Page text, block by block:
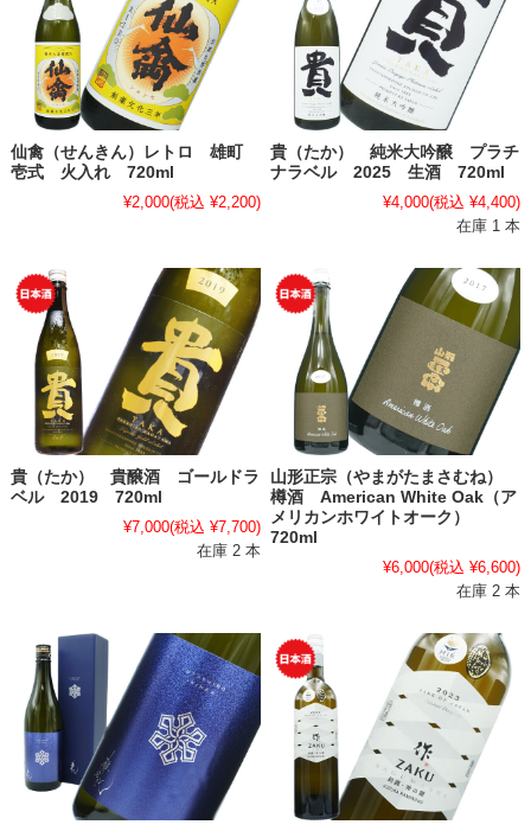
仙禽（せんきん）レトロ 雄町
壱式 火入れ 720ml
¥2,000(税込 ¥2,200)
貴（たか） 純米大吟醸 プラチ
ナラベル 2025 生酒 720ml
¥4,000(税込 ¥4,400)
在庫 1 本
貴（たか） 貴醸酒 ゴールドラ
ベル 2019 720ml
¥7,000(税込 ¥7,700)
在庫 2 本
山形正宗（やまがたまさむね）
樽酒 American White Oak（ア
メリカンホワイトオーク）
720ml
¥6,000(税込 ¥6,600)
在庫 2 本